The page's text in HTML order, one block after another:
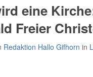
eine
Freier
Redaktion Hallo Gifhorn in